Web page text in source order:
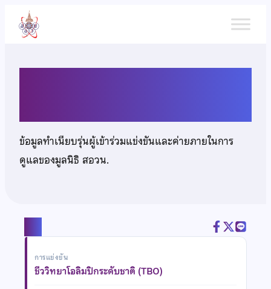
เนื้อหา
ข้อมูลทำเนียบรุ่นผู้เข้าร่วมแข่งขันและค่ายภายในการ
ดูแลของมูลนิธิ สอวน.
การแข่งขัน
ชีววิทยาโอลิมปิกระดับชาติ (TBO)